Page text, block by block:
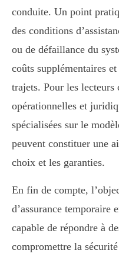
conduite. Un point
des conditions
ou de défaillance du
coûts supplémentaires
trajets. Pour les
opérationnelles et
spécialisées sur le
peuvent constituer une
choix et les garanties.
En fin de compte,
d’assurance temporaire
capable de répondre à
compromettre la